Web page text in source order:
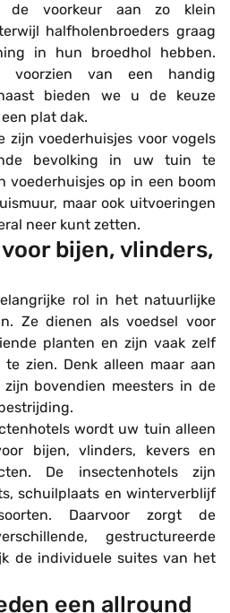
de voorkeur aan zo klein
halfholenbroeders graag
in hun broedhol hebben.
voorzien van een handig
bieden we u de keuze
plat dak.
zijn voederhuisjes voor vogels
bevolking in uw tuin te
voederhuisjes op in een boom
maar ook uitvoeringen
neer kunt zetten.
bijen, vlinders,
rol in het natuurlijke
Ze dienen als voedsel voor
planten en zijn vaak zelf
zien. Denk alleen maar aan
bovendien meesters in de
wordt uw tuin alleen
bijen, vlinders, kevers en
De insectenhotels zijn
schuilplaats en winterverblijf
Daarvoor zorgt de
gestructureerde
de individuele suites van het
een allround